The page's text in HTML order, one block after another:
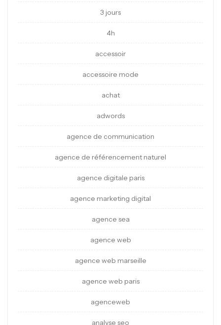
3 jours
4h
accessoir
accessoire mode
achat
adwords
agence de communication
agence de référencement naturel
agence digitale paris
agence marketing digital
agence sea
agence web
agence web marseille
agence web paris
agenceweb
analyse seo